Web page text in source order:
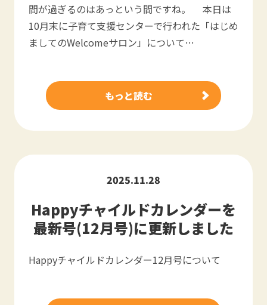
間が過ぎるのはあっという間ですね。 本日は
10月末に子育て支援センターで行われた「はじめ
ましてのWelcomeサロン」について…
もっと読む
2025.11.28
Happyチャイルドカレンダーを
最新号(12月号)に更新しました
Happyチャイルドカレンダー12月号について